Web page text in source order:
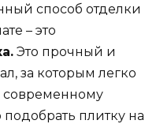
способ отделки
– это
Это прочный и
за которым легко
современному
плитку на